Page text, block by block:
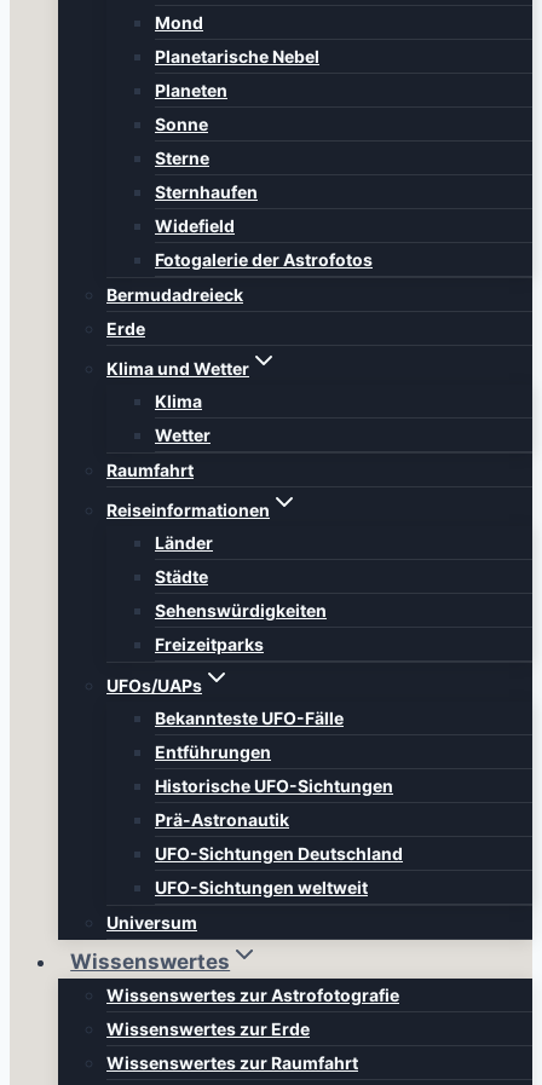
Mond
Planetarische Nebel
Planeten
Sonne
Sterne
Sternhaufen
Widefield
Fotogalerie der Astrofotos
Bermudadreieck
Erde
Klima und Wetter
Klima
Wetter
Raumfahrt
Reiseinformationen
Länder
Städte
Sehenswürdigkeiten
Freizeitparks
UFOs/UAPs
Bekannteste UFO-Fälle
Entführungen
Historische UFO-Sichtungen
Prä-Astronautik
UFO-Sichtungen Deutschland
UFO-Sichtungen weltweit
Universum
Wissenswertes
Wissenswertes zur Astrofotografie
Wissenswertes zur Erde
Wissenswertes zur Raumfahrt